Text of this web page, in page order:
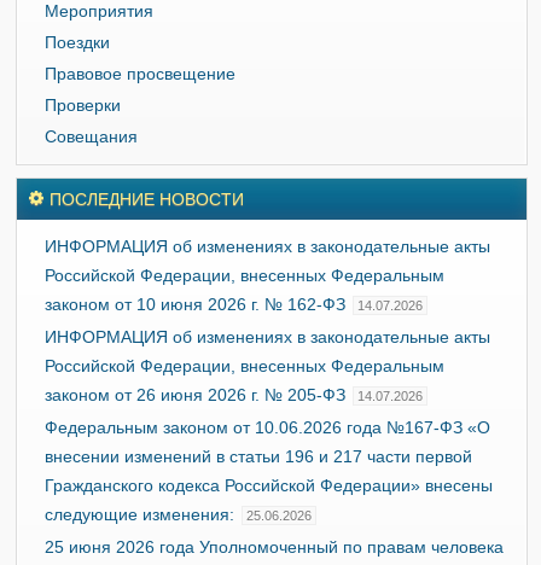
Мероприятия
Поездки
Правовое просвещение
Проверки
Совещания
ПОСЛЕДНИЕ НОВОСТИ
ИНФОРМАЦИЯ об изменениях в законодательные акты
Российской Федерации, внесенных Федеральным
законом от 10 июня 2026 г. № 162-ФЗ
14.07.2026
ИНФОРМАЦИЯ об изменениях в законодательные акты
Российской Федерации, внесенных Федеральным
законом от 26 июня 2026 г. № 205-ФЗ
14.07.2026
Федеральным законом от 10.06.2026 года №167-ФЗ «О
внесении изменений в статьи 196 и 217 части первой
Гражданского кодекса Российской Федерации» внесены
следующие изменения:
25.06.2026
25 июня 2026 года Уполномоченный по правам человека